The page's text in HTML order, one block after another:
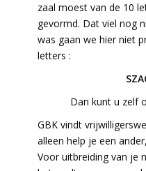
zaal moest van de 10
gevormd. Dat viel nog
was gaan we hier niet
letters :
Dan kunt u zelf
GBK vindt
alleen help je een
Voor uitbreiding van je